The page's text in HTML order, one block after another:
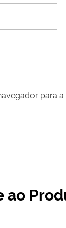
para
ao